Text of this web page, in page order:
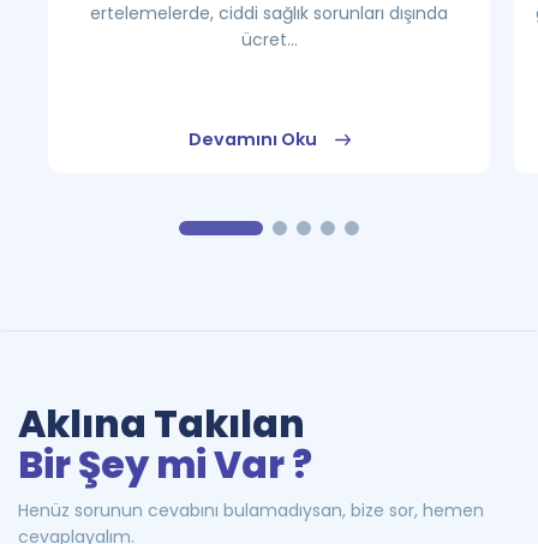
ertelemelerde, ciddi sağlık sorunları dışında
ücret...
Devamını Oku
Aklına Takılan
Bir Şey mi Var ?
Henüz sorunun cevabını bulamadıysan, bize sor, hemen
cevaplayalım.